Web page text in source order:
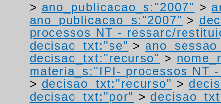
> ano_publicacao_s:"2007" >
ano_publicacao_s:"2007" >
processos NT - ressarc/
decisao_txt:"se" >
decisao_txt:"recurso" >
materia_s:"IPI- processos NT
> decisao_txt:"recurso" >
decisao_txt:"por" >